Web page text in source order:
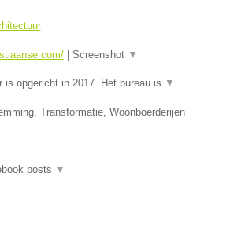
| Screenshot ▼
opgericht in 2017. Het bureau is ▼
Transformatie, Woonboerderijen
posts ▼